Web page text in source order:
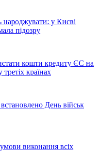
народжувати: у Києві
підозру
кошти кредиту ЄС на
країнах
День військ
виконання всіх